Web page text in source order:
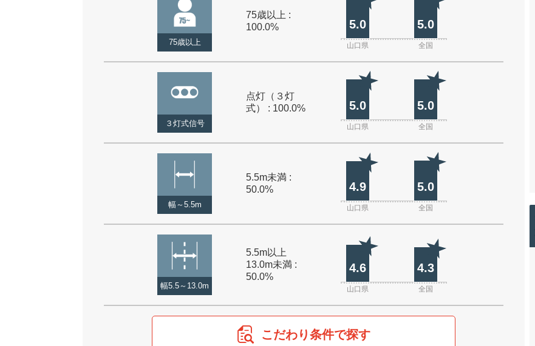
75歳以上
75歳以上 :
100.0%
5.0 5.0
山口県 全国
３灯式信号
点灯（３灯
式） : 100.0%
5.0 5.0
山口県 全国
幅～5.5m
5.5m未満 :
50.0%
4.9 5.0
山口県 全国
幅5.5～13.0m
5.5m以上
13.0m未満 :
50.0%
4.6 4.3
山口県 全国
こだわり条件で探す